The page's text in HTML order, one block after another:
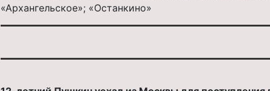
«Архангельское»; «Останкино»